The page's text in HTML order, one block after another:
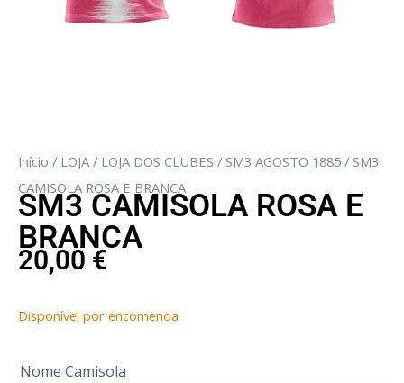
Início / LOJA / LOJA DOS CLUBES / SM3 AGOSTO 1885 / SM3
CAMISOLA ROSA E BRANCA
SM3 CAMISOLA ROSA E
BRANCA
20,00 €
Disponível por encomenda
Nome Camisola